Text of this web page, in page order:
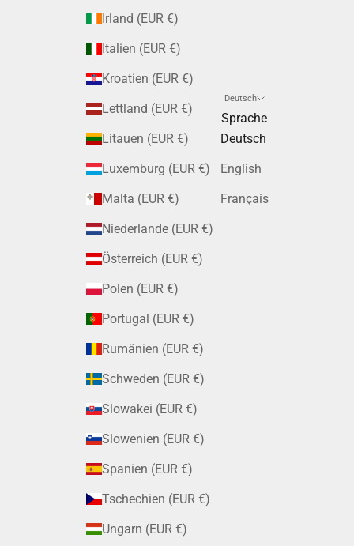
Irland (EUR €)
Italien (EUR €)
Kroatien (EUR €)
Lettland (EUR €)
Litauen (EUR €)
Luxemburg (EUR €)
Malta (EUR €)
Niederlande (EUR €)
Österreich (EUR €)
Polen (EUR €)
Portugal (EUR €)
Rumänien (EUR €)
Schweden (EUR €)
Slowakei (EUR €)
Slowenien (EUR €)
Spanien (EUR €)
Tschechien (EUR €)
Ungarn (EUR €)
Deutsch
Sprache
Deutsch
English
Français